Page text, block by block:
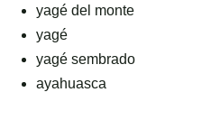
yagé del monte
yagé
yagé sembrado
ayahuasca